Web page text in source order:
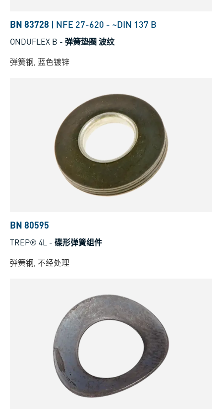
BN 83728 | NFE 27-620 - ~DIN 137 B
ONDUFLEX B - 弹簧垫圈 波纹
弹簧钢, 蓝色镀锌
BN 80595
TREP® 4L - 碟形弹簧组件
弹簧钢, 不经处理